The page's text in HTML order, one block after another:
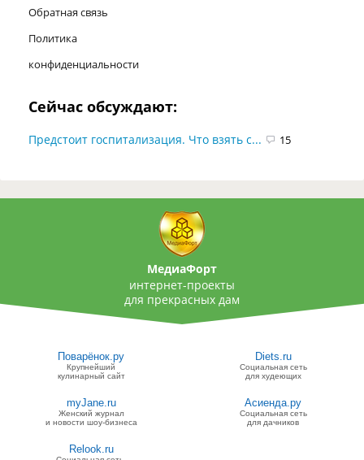
Обратная связь
Политика
конфиденциальности
Сейчас обсуждают:
Предстоит госпитализация. Что взять с... 15
МедиаФорт
интернет-проекты
для прекрасных дам
Поварёнок.ру
Крупнейший
кулинарный сайт
Diets.ru
Социальная сеть
для худеющих
myJane.ru
Женский журнал
и новости шоу-бизнеса
Асиенда.ру
Социальная сеть
для дачников
Relook.ru